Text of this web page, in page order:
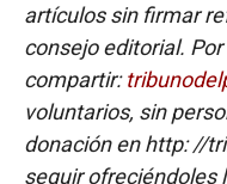
artículos sin firmar
consejo editorial.
compartir:
voluntarios, sin
donación en http: //
seguir ofreciéndoles